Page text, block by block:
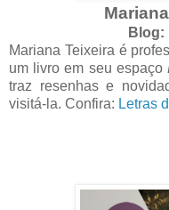
Blog:
Mariana Teixeira é
um livro em seu espaço
traz resenhas e
visitá-la. Confira: Letras